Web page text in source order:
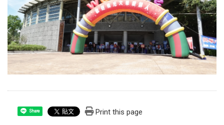
Share Print this page